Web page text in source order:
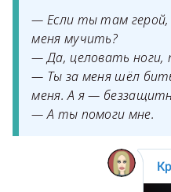
— Если ты там герой,
меня мучить?
— Да, целовать ноги,
— Ты за меня шёл
меня. А я —
— А ты помоги мне.